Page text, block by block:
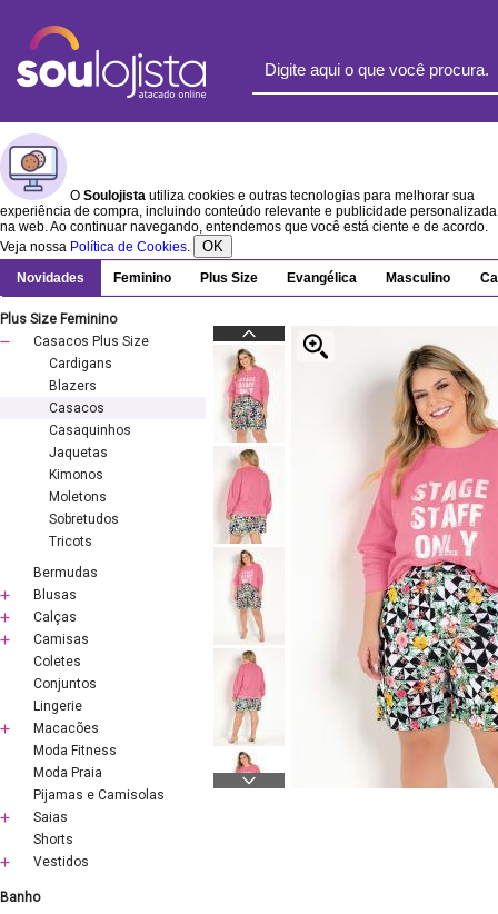
O Soulojista utiliza cookies e outras tecnologias para melhorar sua
experiência de compra, incluindo conteúdo relevante e publicidade personalizada
na web. Ao continuar navegando, entendemos que você está ciente e de acordo.
Veja nossa Política de Cookies. OK
Novidades Feminino Plus Size Evangélica Masculino
Plus Size Feminino
Casacos Plus Size
Cardigans
Blazers
Casacos
Casaquinhos
Jaquetas
Kimonos
Moletons
Sobretudos
Tricots
Bermudas
Blusas
Calças
Camisas
Coletes
Conjuntos
Lingerie
Macacões
Moda Fitness
Moda Praia
Pijamas e Camisolas
Saias
Shorts
Vestidos
Banho